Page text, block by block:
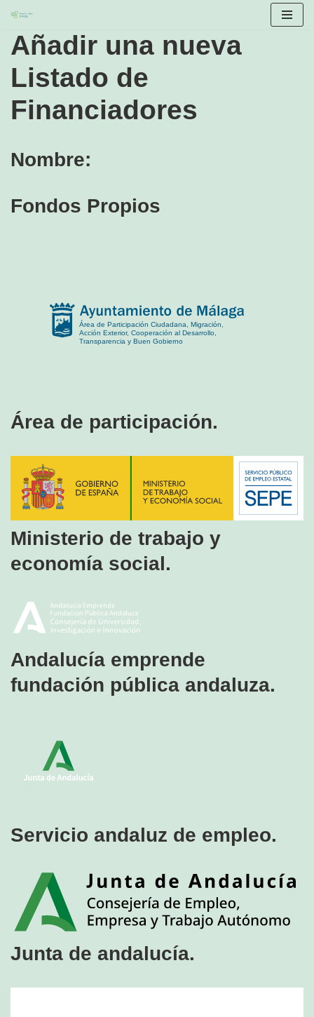
Saltar
al
contenido
Añadir una nueva
Listado de
Financiadores
Nombre:
Fondos Propios
Área de participación.
Ministerio de trabajo y
economía social.
Andalucía emprende
fundación pública andaluza.
Servicio andaluz de empleo.
Junta de andalucía.